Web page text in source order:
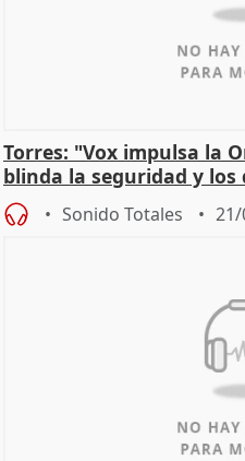
Torres: "Vox impulsa la
blinda la seguridad y los
control"
Sonido Totales